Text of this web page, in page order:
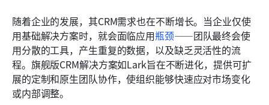
随着企业的发展，其CRM需求也在不断增长。当企业仅使
用基础解决方案时，就会面临应用瓶颈——团队最终会使
用分散的工具，产生重复的数据，以及缺乏灵活性的流
程。旗舰版CRM解决方案如Lark旨在不断进化，提供可扩
展的定制和原生团队协作，使组织能够快速应对市场变化
或内部调整。